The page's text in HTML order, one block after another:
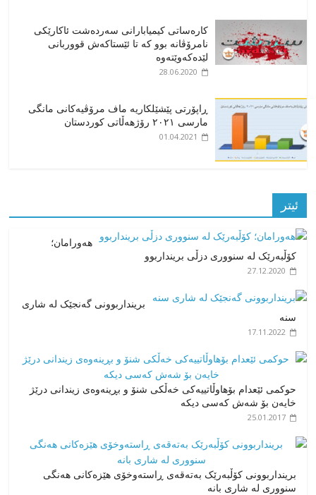
کارەساتی کیمیابارانی سەردەشت ئاکارێکی
نامرۆڤانە بوو کە تا ئێستاکەش قووربانی
لێدەکەوێتەوە
28.06.2020
ڕاپۆرتی پێشێلکاریە ماف مرۆڤیەکانی مانگی
مارسی ٢٠٢١ رۆژهەڵاتی کوردستان
01.04.2021
ئیتر
هەورامان؛
کۆڵبەرێک لە سنووری دزڵی برینداربوو
27.12.2020
برینداربوونی گەنجێک لە شاری
سنە
17.11.2022
حوکمی ئێعدام بۆهاوڵاتییەکی خەڵکی شنۆ و بڕینەوەی زیندانی درێژ
خایەن بۆ شەش کەسی دیکە
25.01.2017
برینداربوونی کۆڵبەرێک بەتەقەی ڕاستەوخۆی هێزەکانی هەنگی
سنووری لە شاری بانە